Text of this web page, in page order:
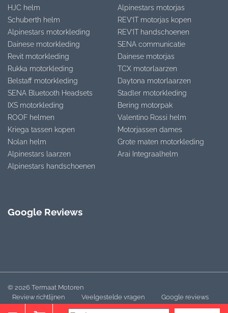
HJC helm
Schuberth helm
Alpinestars motorkleding
Dainese motorkleding
Revit motorkleding
Rukka motorkleding
Belstaff motorkleding
SENA Bluetooth Headsets
IXS motorkleding
ROOF helmen
Kriega tassen kopen
Nolan helm
Alpinestars laarzen
Alpinestars handschoenen
Alpinestars motorjas
REV’IT motorjas kopen
REV’IT handschoenen
SENA communicatie
Dainese motorjas
TCX motorlaarzen
Daytona motorlaarzen
Stadler motorkleding
Bering motorpak
Valentino Rossi helm
Motorjassen dames
Grote maten motorkleding
Arai Integraalhelm
Google Reviews
© 2026 Termaat Motoren
Review richtlijnen
Veelgestelde vragen Google reviews